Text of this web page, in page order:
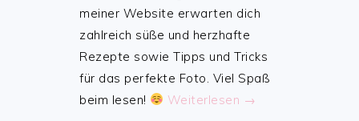
meiner Website erwarten dich
zahlreich süße und herzhafte
Rezepte sowie Tipps und Tricks
für das perfekte Foto. Viel Spaß
beim lesen!
Weiterlesen →